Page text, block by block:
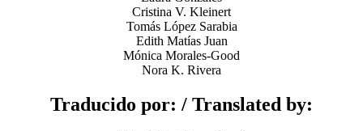
Cristina V. Kleinert
Tomás López Sarabia
Edith Matías Juan
Mónica Morales-Good
Nora K. Rivera
Traducido por: / Translated by: